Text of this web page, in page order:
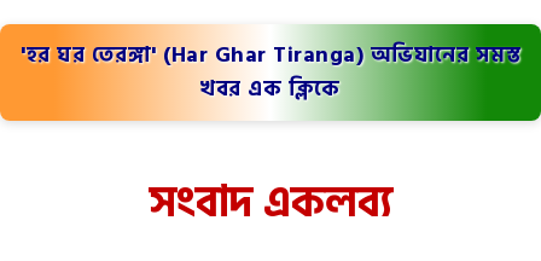
'হর ঘর তেরঙ্গা' (Har Ghar Tiranga) অভিযানের সমস্ত
খবর এক ক্লিকে
সংবাদ একলব্য